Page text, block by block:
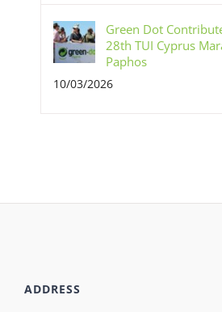
Green Dot
28th TUI Cyprus
Paphos
10/03/2026
ADDRESS